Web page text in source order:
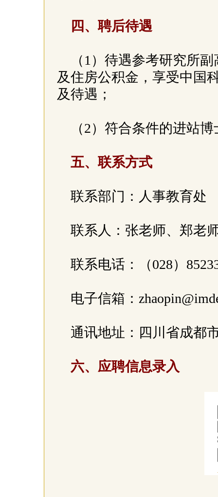
四、聘后待遇
（1）待遇参考研究所
及住房公积金，享受中国
及待遇；
（2）符合条件的进站
五、联系方式
联系部门：人事教育处
联系人：张老师、郑老
联系电话：（028）
电子信箱：
通讯地址：四川省成都
六、应聘信息录入